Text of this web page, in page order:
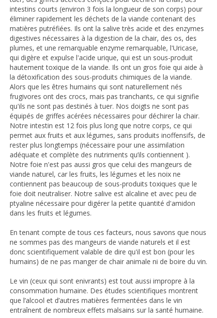
intestins courts (environ 3 fois la longueur de son corps) pour
éliminer rapidement les déchets de la viande contenant des
matières putréfiées. Ils ont la salive très acide et des enzymes
digestives nécessaires à la digestion de la chair, des os, des
plumes, et une remarquable enzyme remarquable, l'Uricase,
qui digère et expulse l'acide urique, qui est un sous-produit
hautement toxique de la viande. Ils ont un gros foie qui aide à
la détoxification des sous-produits chimiques de la viande.
Alors que les êtres humains qui sont naturellement nés
frugivores ont des crocs, mais pas tranchants, ce qui signifie
qu'ils ne sont pas destinés à tuer. Nos doigts ne sont pas
équipés de griffes acérées nécessaires pour déchirer la chair.
Notre intestin est 12 fois plus long que notre corps, ce qui
permet aux fruits et aux légumes, sans produits inoffensifs, de
rester plus longtemps (nécessaire pour une assimilation
adéquate et complète des nutriments qu’ils contiennent ).
Notre foie n'est pas aussi gros que celui des mangeurs de
viande naturel, car les fruits, les légumes et les noix ne
contiennent pas beaucoup de sous-produits toxiques que le
foie doit neutraliser. Notre salive est alcaline et avec peu de
ptyaline nécessaire pour digérer la petite quantité d'amidon
dans les fruits et légumes.
En tenant compte de tous ces facteurs, nous savons que nous
ne sommes pas des mangeurs de viande naturels et il est
donc scientifiquement valable de dire qu'il est bon (pour les
humains) de ne pas manger de chair animale ni de boire du vin.
Le vin (ceux qui sont enivrants) est tout aussi impropre à la
consommation humaine. Des études scientifiques montrent
que l’alcool et d’autres matières fermentées dans le vin
entraînent de nombreux effets malsains sur la santé humaine.